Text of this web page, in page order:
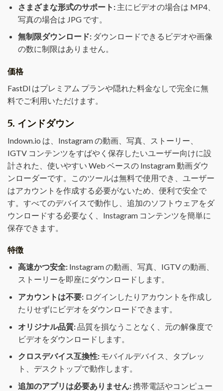
さまざまな形式のサポート:主にビデオの場合は MP4、
写真の場合は JPG です。
無制限ダウンロード: ダウンロードできるビデオや画像
の数に制限はありません。
価格
FastDl はプレミアム プランや隠れた料金なしで完全に無
料でご利用いただけます。
5. インドダウン
Indown.io は、Instagram の動画、写真、ストーリー、
IGTV コンテンツをすばやく保存したいユーザー向けに設
計された、使いやすい Web ベースの Instagram 動画ダウ
ンローダーです。このツールは無料で使用でき、ユーザー
はアカウントを作成する必要がないため、便利で安全で
す。すべてのデバイスで動作し、追加のソフトウェアをダ
ウンロードする必要なく、Instagram コンテンツを簡単に
保存できます。
特徴
高速かつ安全: Instagram の動画、写真、IGTV の動画、
ストーリーを即座にダウンロードします。
アカウントは不要: ログインしたりアカウントを作成し
たりせずにビデオをダウンロードできます。
オリジナル品質:品質を損なうことなく、元の解像度で
ビデオをダウンロードします。
クロスデバイス互換性:モバイルデバイス、タブレッ
ト、デスクトップで動作します。
追加のアプリは必要ありません:携帯電話やコンピュー